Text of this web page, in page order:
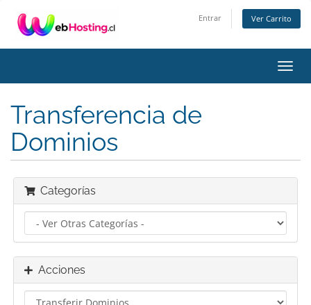
Entrar Ver Carrito
Transferencia de
Dominios
Categorías
Acciones